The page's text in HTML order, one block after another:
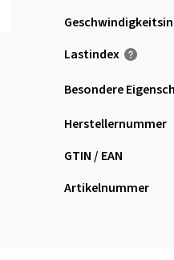
Lastindex
Besondere
Herstellernummer
GTIN / EAN
Artikelnummer